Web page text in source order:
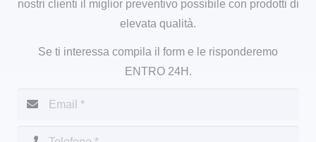
nostri clienti il miglior preventivo possibile con prodotti di
elevata qualità.
Se ti interessa compila il form e le risponderemo
ENTRO 24H.